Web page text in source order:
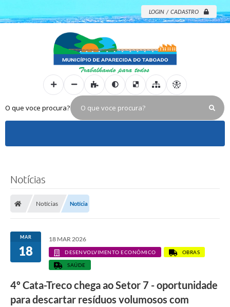
LOGIN / CADASTRO
O que voce procura?
Notícias
Notícias Notícia
MAR
18
18 MAR 2026
DESENVOLVIMENTO ECONÔMICO OBRAS
SAÚDE
4º Cata-Treco chega ao Setor 7 - oportunidade
para descartar resíduos volumosos com